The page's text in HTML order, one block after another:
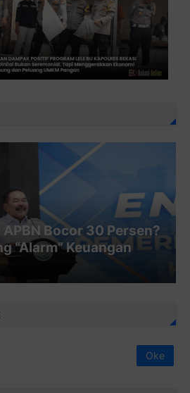
Bocor 30 Persen?
“Alarm” Keuangan